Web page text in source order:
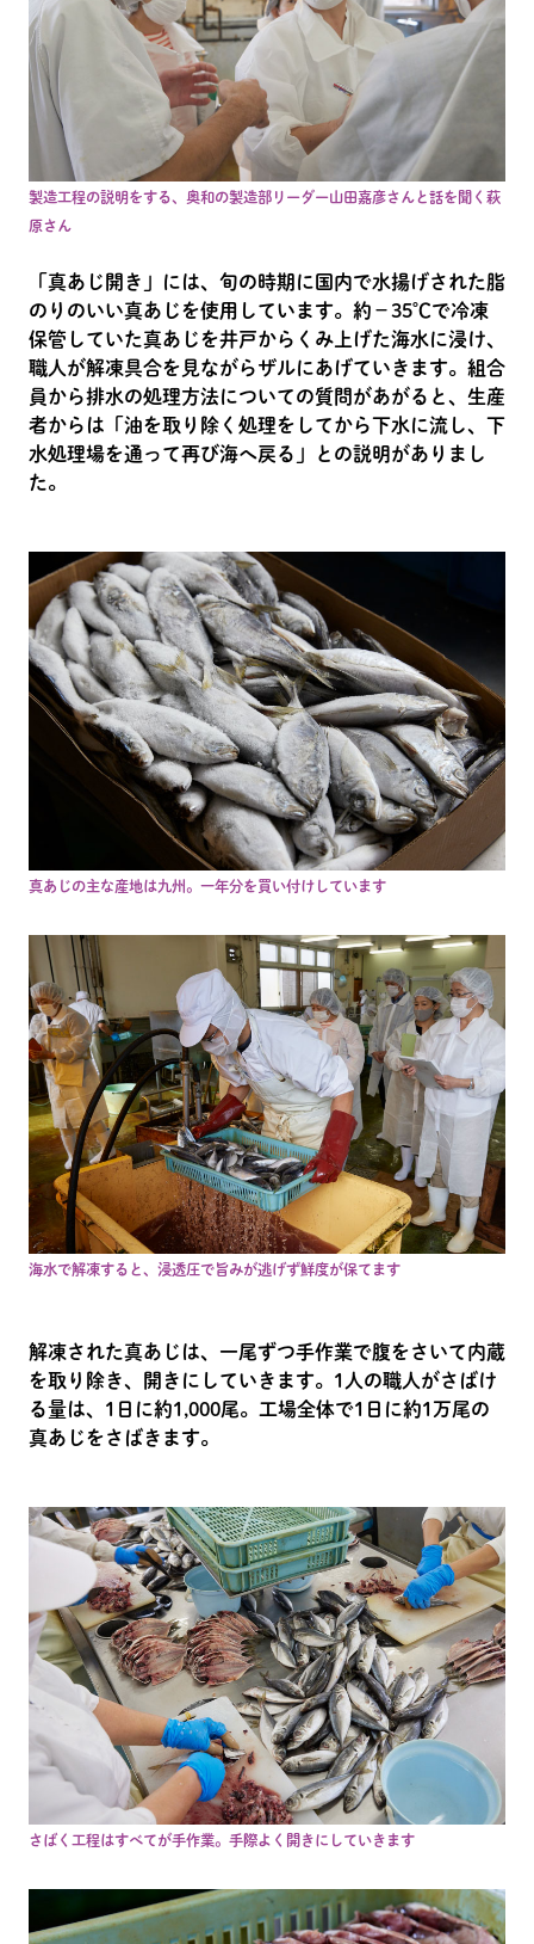
製造工程の説明をする、奥和の製造部リーダー山田嘉彦さんと話を聞く萩
原さん
「真あじ開き」には、旬の時期に国内で水揚げされた脂
のりのいい真あじを使用しています。約－35℃で冷凍
保管していた真あじを井戸からくみ上げた海水に浸け、
職人が解凍具合を見ながらザルにあげていきます。組合
員から排水の処理方法についての質問があがると、生産
者からは「油を取り除く処理をしてから下水に流し、下
水処理場を通って再び海へ戻る」との説明がありまし
た。
真あじの主な産地は九州。一年分を買い付けしています
海水で解凍すると、浸透圧で旨みが逃げず鮮度が保てます
解凍された真あじは、一尾ずつ手作業で腹をさいて内蔵
を取り除き、開きにしていきます。1人の職人がさばけ
る量は、1日に約1,000尾。工場全体で1日に約1万尾の
真あじをさばきます。
さばく工程はすべてが手作業。手際よく開きにしていきます